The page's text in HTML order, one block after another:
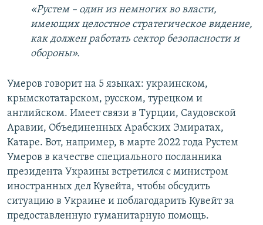
«Рустем – один из немногих во власти,
имеющих целостное стратегическое видение,
как должен работать сектор безопасности и
обороны».
Умеров говорит на 5 языках: украинском,
крымскотатарском, русском, турецком и
английском. Имеет связи в Турции, Саудовской
Аравии, Объединенных Арабских Эмиратах,
Катаре. Вот, например, в марте 2022 года Рустем
Умеров в качестве специального посланника
президента Украины встретился с министром
иностранных дел Кувейта, чтобы обсудить
ситуацию в Украине и поблагодарить Кувейт за
предоставленную гуманитарную помощь.